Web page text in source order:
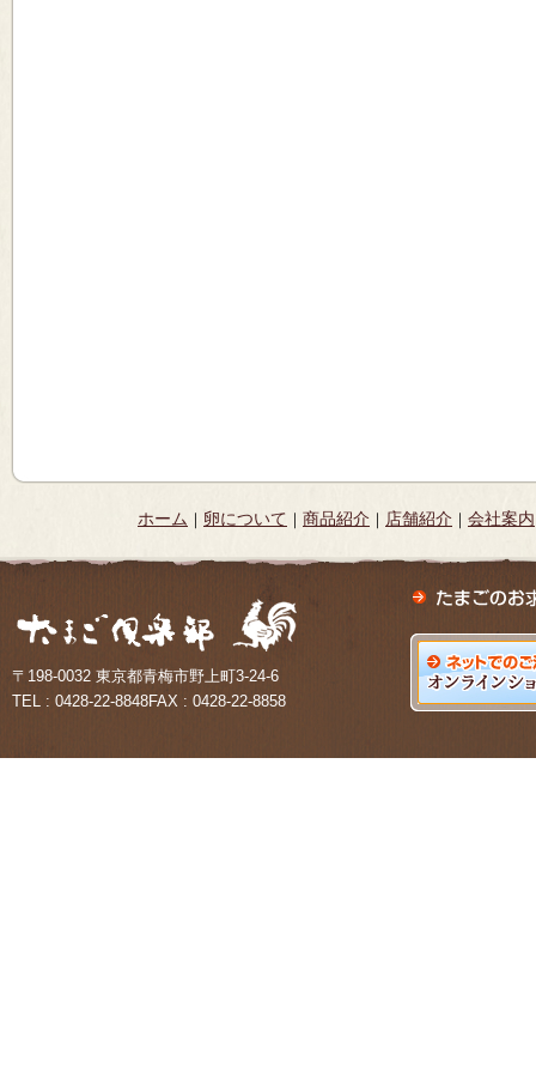
ホーム ｜ 卵について ｜ 商品紹介 ｜ 店舗紹介 ｜ 会社案内
〒198-0032 東京都青梅市野上町3-24-6
TEL : 0428-22-8848FAX : 0428-22-8858